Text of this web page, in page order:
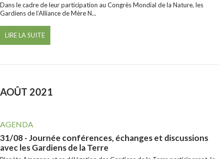
Dans le cadre de leur participation au Congrès Mondial de la Nature, les
Gardiens de l’Alliance de Mère N...
LIRE LA SUITE
AOÛT 2021
AGENDA
31/08- Journée conférences, échanges et discussions
avec les Gardiens de la Terre